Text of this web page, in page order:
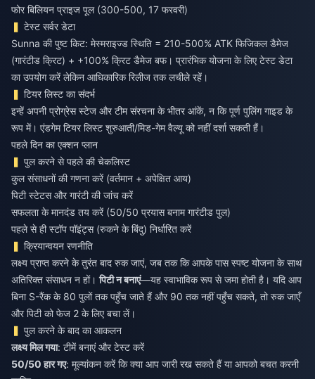
फोर बिलियन प्राइज पूल (300-500, 17 फरवरी)
टेस्ट सर्वर डेटा
Sunna की पुष्ट किट: मेस्मराइज्ड स्थिति = 210-500% ATK फिजिकल डैमेज
(गारंटीड क्रिट) + +100% क्रिट डैमेज बफ। प्रारंभिक योजना के लिए टेस्ट डेटा
का उपयोग करें लेकिन आधिकारिक रिलीज तक लचीले रहें।
टियर लिस्ट का संदर्भ
इन्हें अपनी प्रोग्रेस स्टेज और टीम संरचना के भीतर आंकें, न कि पूर्ण पुलिंग गाइड के
रूप में। एंडगेम टियर लिस्ट शुरुआती/मिड-गेम वैल्यू को नहीं दर्शा सकती हैं।
पहले दिन का एक्शन प्लान
पुल करने से पहले की चेकलिस्ट
कुल संसाधनों की गणना करें (वर्तमान + अपेक्षित आय)
पिटी स्टेटस और गारंटी की जांच करें
सफलता के मानदंड तय करें (50/50 प्रयास बनाम गारंटीड पुल)
पहले से ही स्टॉप पॉइंट्स (रुकने के बिंदु) निर्धारित करें
क्रियान्वयन रणनीति
लक्ष्य प्राप्त करने के तुरंत बाद रुक जाएं, जब तक कि आपके पास स्पष्ट योजना के साथ
अतिरिक्त संसाधन न हों।पिटी न बनाएं—यह स्वाभाविक रूप से जमा होती है। यदि आप
बिना S-रैंक के 80 पुलों तक पहुँच जाते हैं और 90 तक नहीं पहुँच सकते, तो रुक जाएँ
और पिटी को फेज 2 के लिए बचा लें।
पुल करने के बाद का आकलन
लक्ष्य मिल गया: टीमें बनाएं और टेस्ट करें
50/50 हार गए: मूल्यांकन करें कि क्या आप जारी रख सकते हैं या आपको बचत करनी